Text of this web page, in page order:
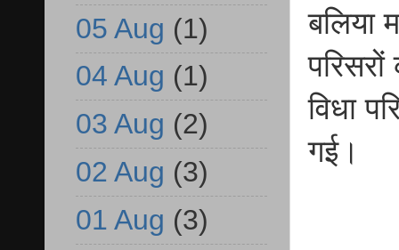
बलिया
विधा
गई।
05 Aug (1)
04 Aug (1)
03 Aug (2)
02 Aug (3)
01 Aug (3)